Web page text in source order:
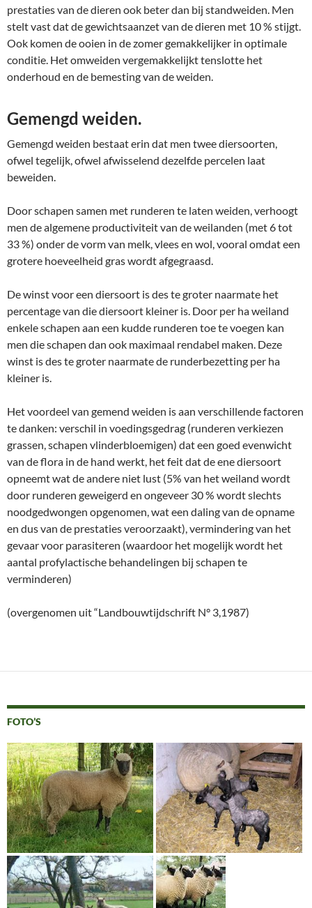
prestaties van de dieren ook beter dan bij standweiden. Men
stelt vast dat de gewichtsaanzet van de dieren met 10 % stijgt.
Ook komen de ooien in de zomer gemakkelijker in optimale
conditie. Het omweiden vergemakkelijkt tenslotte het
onderhoud en de bemesting van de weiden.
Gemengd weiden.
Gemengd weiden bestaat erin dat men twee diersoorten,
ofwel tegelijk, ofwel afwisselend dezelfde percelen laat
beweiden.
Door schapen samen met runderen te laten weiden, verhoogt
men de algemene productiviteit van de weilanden (met 6 tot
33 %) onder de vorm van melk, vlees en wol, vooral omdat een
grotere hoeveelheid gras wordt afgegraasd.
De winst voor een diersoort is des te groter naarmate het
percentage van die diersoort kleiner is. Door per ha weiland
enkele schapen aan een kudde runderen toe te voegen kan
men die schapen dan ook maximaal rendabel maken. Deze
winst is des te groter naarmate de runderbezetting per ha
kleiner is.
Het voordeel van gemend weiden is aan verschillende factoren
te danken: verschil in voedingsgedrag (runderen verkiezen
grassen, schapen vlinderbloemigen) dat een goed evenwicht
van de flora in de hand werkt, het feit dat de ene diersoort
opneemt wat de andere niet lust (5% van het weiland wordt
door runderen geweigerd en ongeveer 30 % wordt slechts
noodgedwongen opgenomen, wat een daling van de opname
en dus van de prestaties veroorzaakt), vermindering van het
gevaar voor parasiteren (waardoor het mogelijk wordt het
aantal profylactische behandelingen bij schapen te
verminderen)
(overgenomen uit “Landbouwtijdschrift N° 3,1987)
FOTO’S